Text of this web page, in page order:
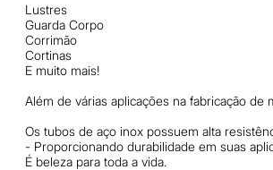
Lustres
Guarda Corpo
Corrimão
Cortinas
E muito mais!
Além de várias aplicações na fabricação de
Os tubos de aço inox possuem alta
- Proporcionando durabilidade em suas
É beleza para toda a vida.